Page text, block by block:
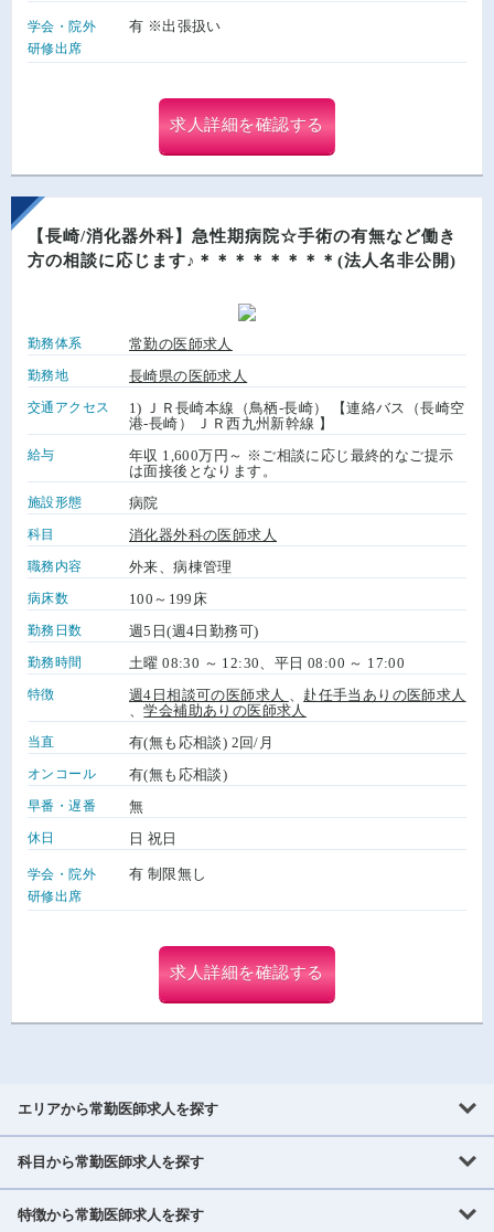
学会・院外
研修出席
有 ※出張扱い
求人詳細を確認する
【長崎/消化器外科】急性期病院☆手術の有無など働き
方の相談に応じます♪＊＊＊＊＊＊＊＊(法人名非公開)
勤務体系 常勤の医師求人
勤務地 長崎県の医師求人
交通アクセス
1) ＪＲ長崎本線（鳥栖-長崎） 【連絡バス（長崎空
港-長崎） ＪＲ西九州新幹線 】
給与
年収 1,600万円～ ※ご相談に応じ最終的なご提示
は面接後となります。
施設形態 病院
科目 消化器外科の医師求人
職務内容 外来、病棟管理
病床数 100～199床
勤務日数 週5日(週4日勤務可)
勤務時間 土曜 08:30 ～ 12:30、平日 08:00 ～ 17:00
特徴 週4日相談可の医師求人
赴任手当ありの医師求人
、学会補助ありの医師求人
当直 有(無も応相談) 2回/月
オンコール 有(無も応相談)
早番・遅番 無
休日 日 祝日
学会・院外
研修出席
有 制限無し
求人詳細を確認する
エリアから常勤医師求人を探す
北海道・東北
北海道 青森県 岩手県
科目から常勤医師求人を探す
内科系
特徴から常勤医師求人を探す